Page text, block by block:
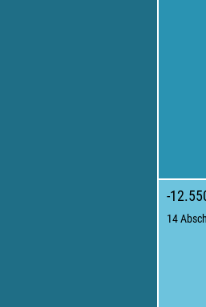
-
14